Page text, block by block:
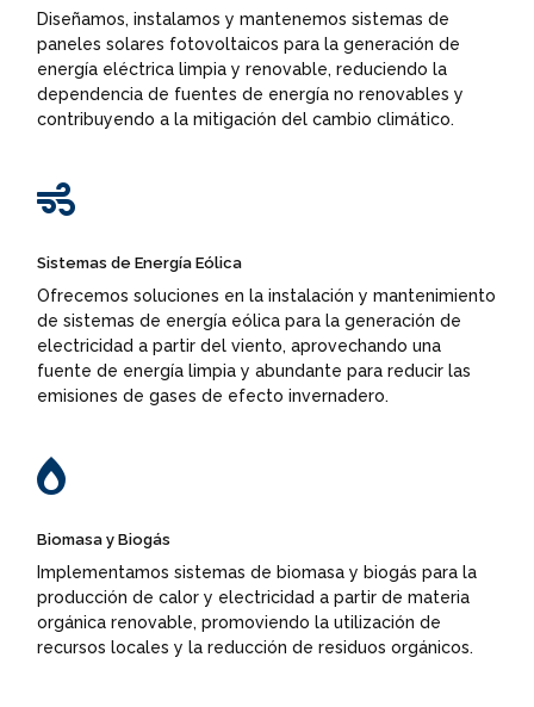
Diseñamos, instalamos y mantenemos sistemas de
paneles solares fotovoltaicos para la generación de
energía eléctrica limpia y renovable, reduciendo la
dependencia de fuentes de energía no renovables y
contribuyendo a la mitigación del cambio climático.

Sistemas de Energía Eólica
Ofrecemos soluciones en la instalación y mantenimiento
de sistemas de energía eólica para la generación de
electricidad a partir del viento, aprovechando una
fuente de energía limpia y abundante para reducir las
emisiones de gases de efecto invernadero.

Biomasa y Biogás
Implementamos sistemas de biomasa y biogás para la
producción de calor y electricidad a partir de materia
orgánica renovable, promoviendo la utilización de
recursos locales y la reducción de residuos orgánicos.